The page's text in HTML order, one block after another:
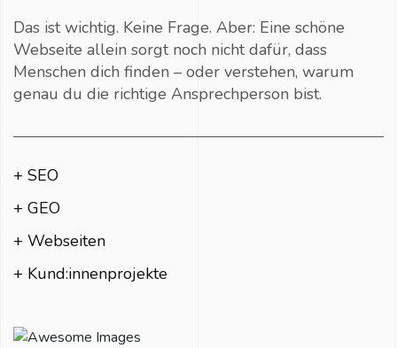
Das ist wichtig. Keine Frage. Aber: Eine schöne
Webseite allein sorgt noch nicht dafür, dass
Menschen dich finden – oder verstehen, warum
genau du die richtige Ansprechperson bist.
+ SEO
+ GEO
+ Webseiten
+ Kund:innenprojekte